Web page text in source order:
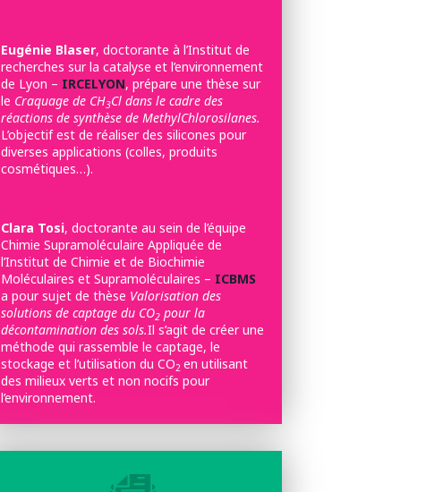
Eugénie Blaser, doctorante à l’Institut de
recherches sur la catalyse et l’environnement
de Lyon – IRCELYON, prépare une thèse sur
le Craquage de CH3Cl dans le cadre des
réactions de synthèse de MethylChlorosilanes.
L’objectif est de réaliser des silicones pour
diverses applications (colles, produits
cosmétiques…).
Clara Tosi, doctorante au sein de l’équipe
Chimie Supramoléculaire Appliquée de
l’Institut de Chimie et de Biochimie
Moléculaires et Supramoléculaires – ICBMS
a pour sujet de thèse Valorisation des
solutions de captage du CO2 pour la
décontamination des sols.Il s’agit de créer une
méthode qui rassemble le captage, le
stockage et l’utilisation du CO2 en utilisant
des milieux verts et non nocifs pour
l’environnement.